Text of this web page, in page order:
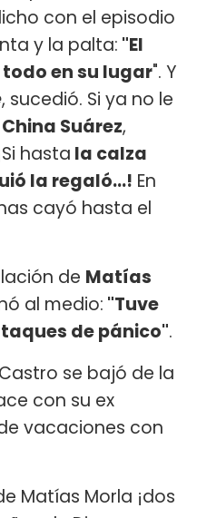
con el episodio
y la palta: "El
en su lugar". Y
, sucedió. Si ya no le
China Suárez,
hasta la calza
la regaló...! En
cayó hasta el
de Matías
al medio: "Tuve
de pánico".
se bajó de la
con su ex
vacaciones con
Matías Morla ¡dos